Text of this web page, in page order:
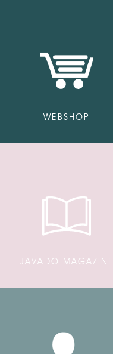
WEBSHOP
JAVADO MAGAZINE